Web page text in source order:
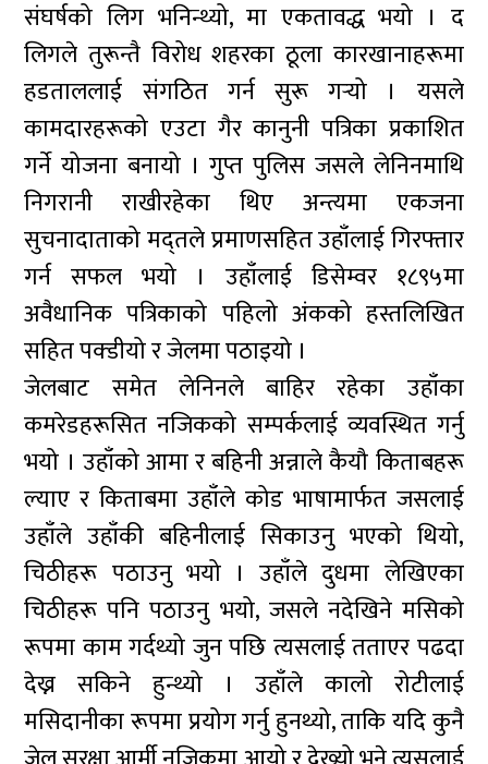
संघर्षको लिग भनिन्थ्यो, मा एकतावद्ध भयो । द
लिगले तुरून्तै विरोध शहरका ठूला कारखानाहरूमा
हडताललाई संगठित गर्न सुरू गर्‍यो । यसले
कामदारहरूको एउटा गैर कानुनी पत्रिका प्रकाशित
गर्ने योजना बनायो । गुप्त पुलिस जसले लेनिनमाथि
निगरानी राखीरहेका थिए अन्त्यमा एकजना
सुचनादाताको मद्तले प्रमाणसहित उहाँलाई गिरफ्तार
गर्न सफल भयो । उहाँलाई डिसेम्वर १८९५मा
अवैधानिक पत्रिकाको पहिलो अंकको हस्तलिखित
सहित पक्डीयो र जेलमा पठाइयो ।
जेलबाट समेत लेनिनले बाहिर रहेका उहाँका
कमरेडहरूसित नजिकको सम्पर्कलाई व्यवस्थित गर्नु
भयो । उहाँको आमा र बहिनी अन्नाले कैयौ किताबहरू
ल्याए र किताबमा उहाँले कोड भाषामार्फत जसलाई
उहाँले उहाँकी बहिनीलाई सिकाउनु भएको थियो,
चिठीहरू पठाउनु भयो । उहाँले दुधमा लेखिएका
चिठीहरू पनि पठाउनु भयो, जसले नदेखिने मसिको
रूपमा काम गर्दथ्यो जुन पछि त्यसलाई तताएर पढदा
देख्न सकिने हुन्थ्यो । उहाँले कालो रोटीलाई
मसिदानीका रूपमा प्रयोग गर्नु हुनथ्यो, ताकि यदि कुनै